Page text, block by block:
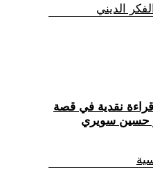
الديني
قراءة نقدية في قصة
حسين سويري